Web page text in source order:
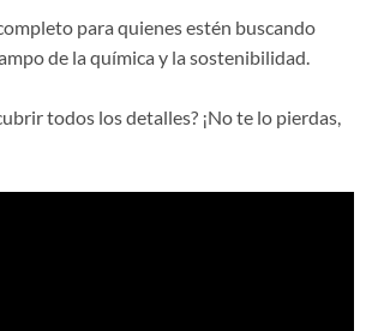
para quienes estén buscando
de la química y la sostenibilidad.
todos los detalles? ¡No te lo pierdas,